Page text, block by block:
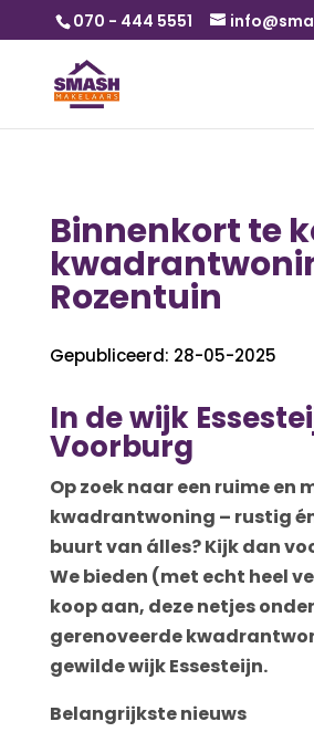
070 - 444 5551
Binnenkort te
Rozentuin
Gepubliceerd: 28-05-2025
In de wijk
Voorburg
Op zoek naar een ruime en
kwadrantwoning – rustig
buurt van álles? Kijk dan
We bieden (met echt heel
koop aan, deze netjes
gerenoveerde
gewilde wijk Essesteijn.
Belangrijkste nieuws